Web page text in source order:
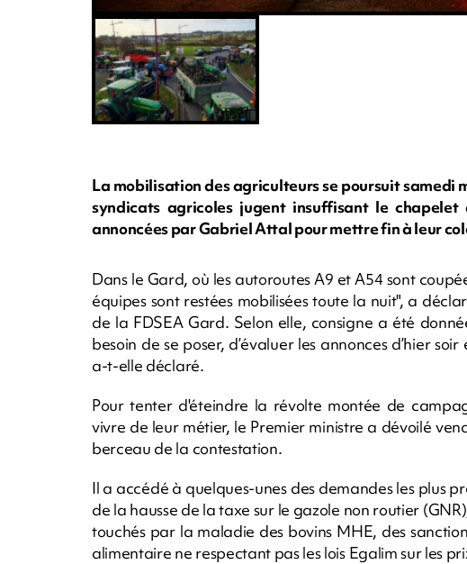
La mobilisation des agriculteurs se poursuit samedi
syndicats agricoles jugent insuffisant le
annoncées par Gabriel Attal pour mettre fin à leur
Dans le Gard, où les autoroutes A9 et A54 sont
équipes sont restées mobilisées toute la nuit", a
de la FDSEA Gard. Selon elle, consigne a été
besoin de se poser, d’évaluer les annonces d’hier
a-t-elle déclaré.
Pour tenter d'éteindre la révolte montée de
vivre de leur métier, le Premier ministre a dévoilé
berceau de la contestation.
Il a accédé à quelques-unes des demandes les plus
de la hausse de la taxe sur le gazole non routier
touchés par la maladie des bovins MHE, des
alimentaire ne respectant pas les lois Egalim sur les